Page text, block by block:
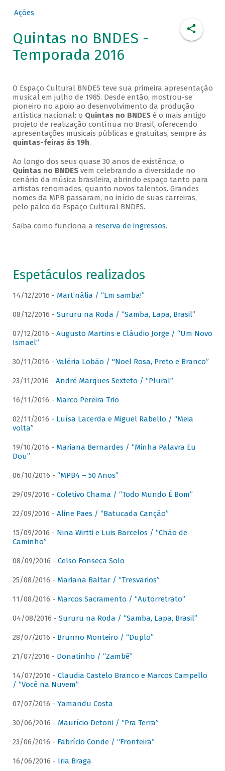
Ações
Quintas no BNDES -
Temporada 2016
O Espaço Cultural BNDES teve sua primeira apresentação
musical em julho de 1985. Desde então, mostrou-se
pioneiro no apoio ao desenvolvimento da produção
artística nacional: o Quintas no BNDESé o mais antigo
projeto de realização contínua no Brasil, oferecendo
apresentações musicais públicas e gratuitas, sempre às
quintas-feiras às 19h.
Ao longo dos seus quase 30 anos de existência, o
Quintas no BNDESvem celebrando a diversidade no
cenário da música brasileira, abrindo espaço tanto para
artistas renomados, quanto novos talentos. Grandes
nomes da MPB passaram, no início de suas carreiras,
pelo palco do Espaço Cultural BNDES.
Saiba como funciona a reserva de ingressos.
Espetáculos realizados
14/12/2016 - Mart’nália / “Em samba!”
08/12/2016 - Sururu na Roda / “Samba, Lapa, Brasil”
07/12/2016 - Augusto Martins e Cláudio Jorge / “Um Novo
Ismael”
30/11/2016 - Valéria Lobão / "Noel Rosa, Preto e Branco”
23/11/2016 - André Marques Sexteto / “Plural”
16/11/2016 - Marco Pereira Trio
02/11/2016 - Luísa Lacerda e Miguel Rabello / “Meia
volta”
19/10/2016 - Mariana Bernardes / “Minha Palavra Eu
Dou”
06/10/2016 - “MPB4 – 50 Anos”
29/09/2016 - Coletivo Chama / “Todo Mundo É Bom”
22/09/2016 - Aline Paes / “Batucada Canção”
15/09/2016 - Nina Wirtti e Luis Barcelos / “Chão de
Caminho”
08/09/2016 - Celso Fonseca Solo
25/08/2016 - Mariana Baltar / “Tresvarios”
11/08/2016 - Marcos Sacramento / “Autorretrato”
04/08/2016 - Sururu na Roda / “Samba, Lapa, Brasil”
28/07/2016 - Brunno Monteiro / “Duplo”
21/07/2016 - Donatinho / “Zambê”
14/07/2016 - Claudia Castelo Branco e Marcos Campello
/ “Você na Nuvem”
07/07/2016 - Yamandu Costa
30/06/2016 - Maurício Detoni / “Pra Terra”
23/06/2016 - Fabrício Conde / “Fronteira”
16/06/2016 - Iria Braga